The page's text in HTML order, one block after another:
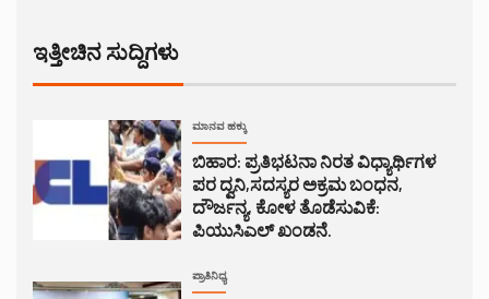
ಇತ್ತೀಚಿನ ಸುದ್ದಿಗಳು
ಮಾನವ ಹಕ್ಕು
ಬಿಹಾರ: ಪ್ರತಿಭಟನಾ ನಿರತ ವಿಧ್ಯಾರ್ಥಿಗಳ
ಪರ ದ್ವನಿ,ಸದಸ್ಯರ ಅಕ್ರಮ ಬಂಧನ,
ದೌರ್ಜನ್ಯ, ಕೋಳ ತೊಡೆಸುವಿಕೆ:
ಪಿಯುಸಿಎಲ್ ಖಂಡನೆ.
ಪ್ರಾತಿನಿಧ್ಯ